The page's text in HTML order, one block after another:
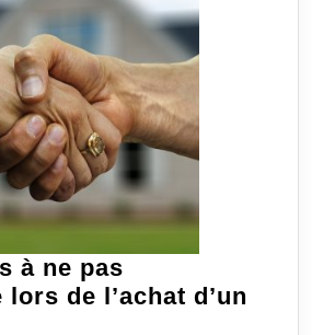
à ne pas
de l’achat d’un